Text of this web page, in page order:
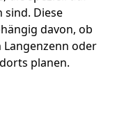
Diese
davon, ob
Langenzenn oder
planen.